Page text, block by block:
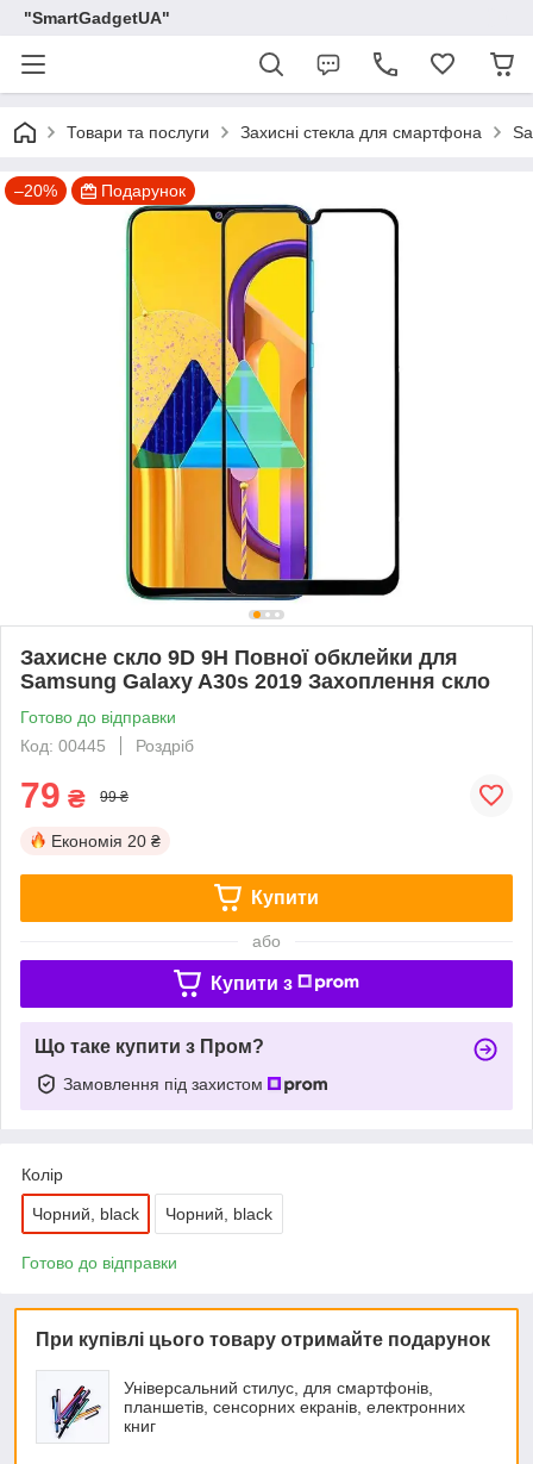
"SmartGadgetUA"
Товари та послуги Захисні стекла для смартфона
–20% Подарунок
Захисне скло 9D 9H Повної обклейки для
Samsung Galaxy A30s 2019 Захоплення скло
Готово до відправки
Код: 00445
Роздріб
79 ₴ 99 ₴
Економія 20 ₴
Купити
або
Купити з
Що таке купити з Пром?
Замовлення під захистом
Колір
Чорний, black Чорний, black
Готово до відправки
При купівлі цього товару отримайте подарунок
Універсальний стилус, для смартфонів,
планшетів, сенсорних екранів, електронних
книг